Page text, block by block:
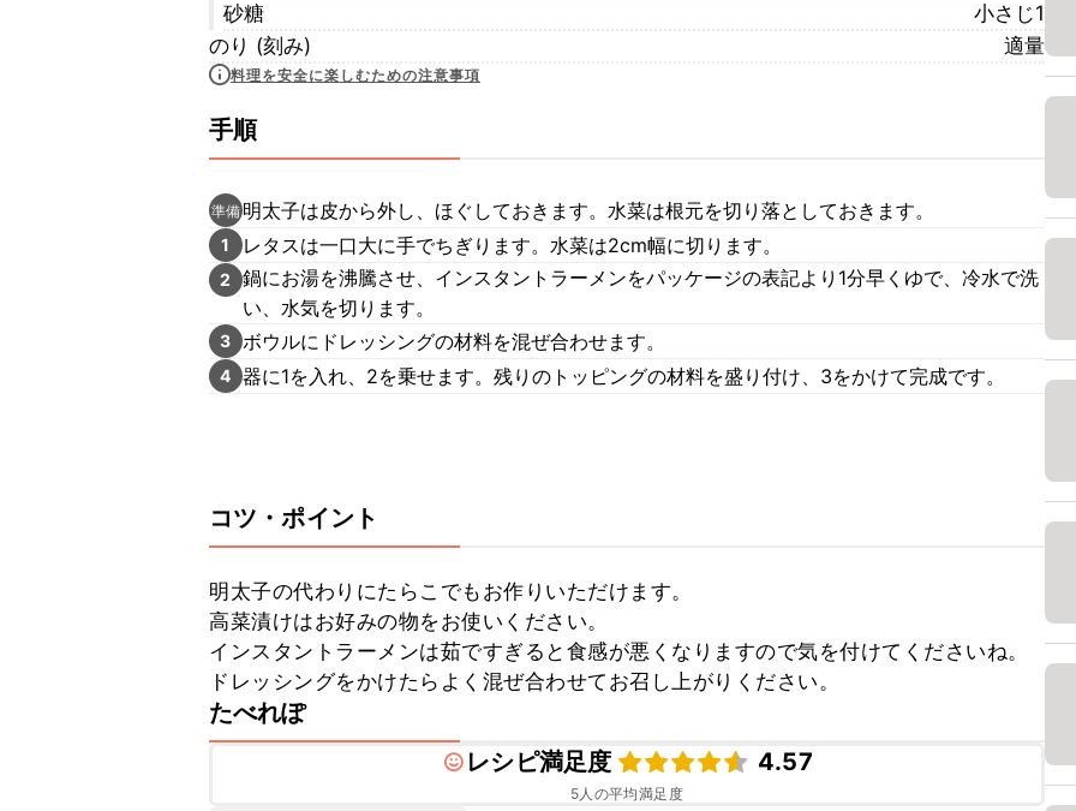
砂糖
小さじ1
のり (刻み)
適量
料理を安全に楽しむための注意事項
手順
準備 明太子は皮から外し、ほぐしておきます。水菜は根元を切り落としておきます。
1 レタスは一口大に手でちぎります。水菜は2cm幅に切ります。
2
鍋にお湯を沸騰させ、インスタントラーメンをパッケージの表記より1分早くゆで、冷水で洗
い、水気を切ります。
3 ボウルにドレッシングの材料を混ぜ合わせます。
4 器に1を入れ、2を乗せます。残りのトッピングの材料を盛り付け、3をかけて完成です。
コツ・ポイント
明太子の代わりにたらこでもお作りいただけます。
高菜漬けはお好みの物をお使いください。
インスタントラーメンは茹ですぎると食感が悪くなりますので気を付けてくださいね。
ドレッシングをかけたらよく混ぜ合わせてお召し上がりください。
たべれぽ
レシピ満足度
4.57
5人の平均満足度